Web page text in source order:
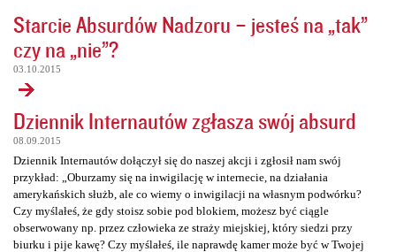
Starcie Absurdów Nadzoru – jesteś na „tak”
czy na „nie”?
03.10.2015
Dziennik Internautów zgłasza swój absurd
08.09.2015
Dziennik Internautów dołączył się do naszej akcji i zgłosił nam swój
przykład: „Oburzamy się na inwigilację w internecie, na działania
amerykańskich służb, ale co wiemy o inwigilacji na własnym podwórku?
Czy myślałeś, że gdy stoisz sobie pod blokiem, możesz być ciągle
obserwowany np. przez człowieka ze straży miejskiej, który siedzi przy
biurku i pije kawę? Czy myślałeś, ile naprawdę kamer może być w Twojej